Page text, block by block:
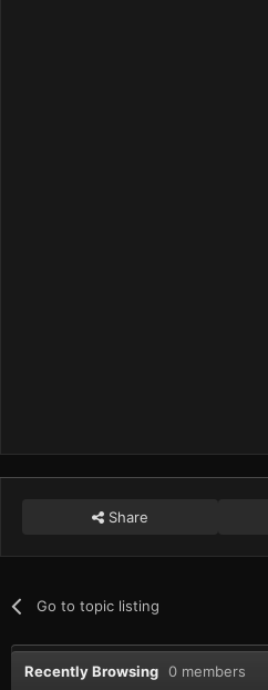
Share
Go to topic listing
Recently Browsing 0 members